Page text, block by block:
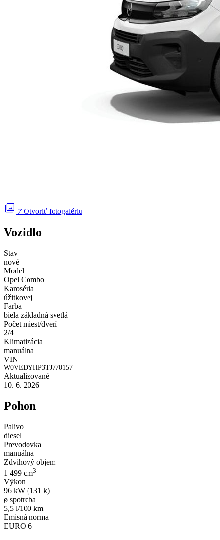
photo_library 7 Otvoriť fotogalériu
Vozidlo
Stav
nové
Model
Opel Combo
Karoséria
úžitkovej
Farba
biela základná svetlá
Počet miest/dverí
2/4
Klimatizácia
manuálna
VIN
W0VEDYHP3TJ770157
Aktualizované
10. 6. 2026
Pohon
Palivo
diesel
Prevodovka
manuálna
Zdvihový objem
1 499 cm3
Výkon
96 kW (131 k)
ø spotreba
5,5 l/100 km
Emisná norma
EURO 6